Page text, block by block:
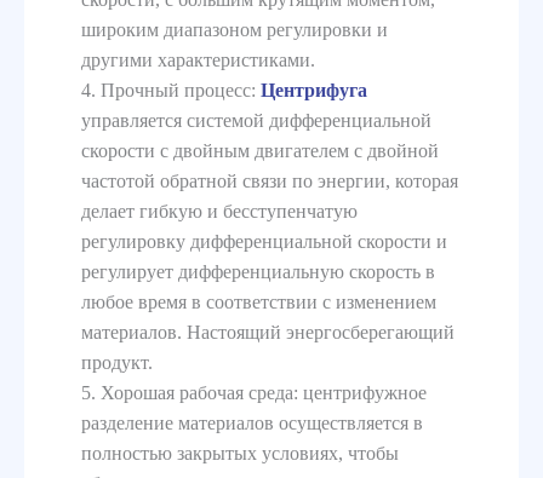
широким диапазоном регулировки и
другими характеристиками.
4. Прочный процесс: Центрифуга
управляется системой дифференциальной
скорости с двойным двигателем с двойной
частотой обратной связи по энергии, которая
делает гибкую и бесступенчатую
регулировку дифференциальной скорости и
регулирует дифференциальную скорость в
любое время в соответствии с изменением
материалов. Настоящий энергосберегающий
продукт.
5. Хорошая рабочая среда: центрифужное
разделение материалов осуществляется в
полностью закрытых условиях, чтобы